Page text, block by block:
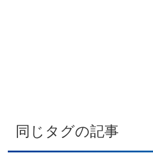
同じタグの記事